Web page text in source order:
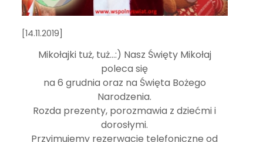
[14.11.2019]
Mikołajki tuż, tuż…:) Nasz Święty Mikołaj
poleca się
na 6 grudnia oraz na Święta Bożego
Narodzenia.
Rozda prezenty, porozmawia z dziećmi i
dorosłymi.
Przyjmujemy rezerwacje telefoniczne od